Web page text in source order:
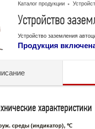
Каталог продукции
Устройство
Устройство заземления
Продукция
характеристики
среды (индикатор), ℃